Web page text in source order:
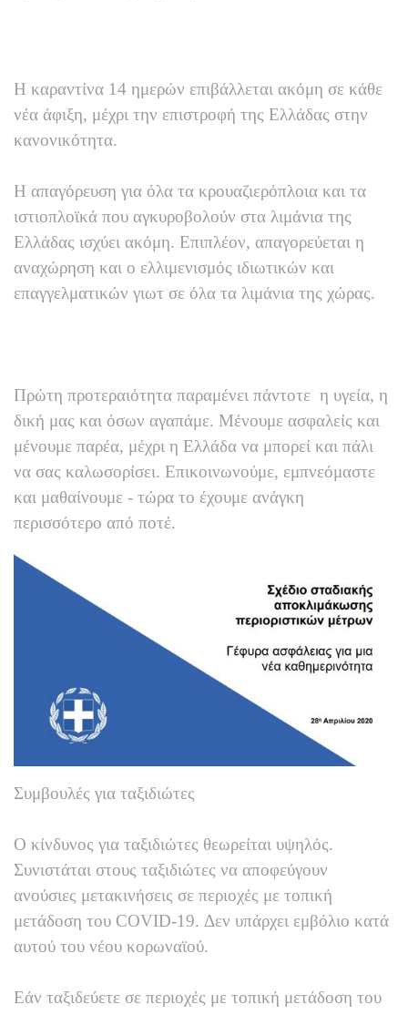
Η καραντίνα 14 ημερών επιβάλλεται ακόμη σε κάθε
νέα άφιξη, μέχρι την επιστροφή της Ελλάδας στην
κανονικότητα.
Η απαγόρευση για όλα τα κρουαζιερόπλοια και τα
ιστιοπλοϊκά που αγκυροβολούν στα λιμάνια της
Ελλάδας ισχύει ακόμη. Επιπλέον, απαγορεύεται η
αναχώρηση και ο ελλιμενισμός ιδιωτικών και
επαγγελματικών γιωτ σε όλα τα λιμάνια της χώρας.
Πρώτη προτεραιότητα παραμένει πάντοτε η υγεία, η
δική μας και όσων αγαπάμε. Μένουμε ασφαλείς και
μένουμε παρέα, μέχρι η Ελλάδα να μπορεί και πάλι
να σας καλωσορίσει. Επικοινωνούμε, εμπνεόμαστε
και μαθαίνουμε - τώρα το έχουμε ανάγκη
περισσότερο από ποτέ.
Συμβουλές για ταξιδιώτες
Ο κίνδυνος για ταξιδιώτες θεωρείται υψηλός.
Συνιστάται στους ταξιδιώτες να αποφεύγουν
ανούσιες μετακινήσεις σε περιοχές με τοπική
μετάδοση του COVID-19. Δεν υπάρχει εμβόλιο κατά
αυτού του νέου κορωναϊού.
Εάν ταξιδεύετε σε περιοχές με τοπική μετάδοση του